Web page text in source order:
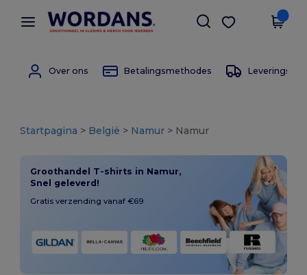
× Wordans-app
Betere prijzen in de app!
Download app
Over ons Betalingsmethodes Leverings
Startpagina > België > Namur > Namur
Groothandel T-shirts in Namur,
Snel geleverd!
Gratis verzending vanaf €69